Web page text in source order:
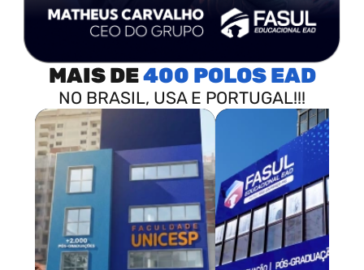
MAIS DE400 POLOS
NO BRASIL, USA E PORTUGAL!!!